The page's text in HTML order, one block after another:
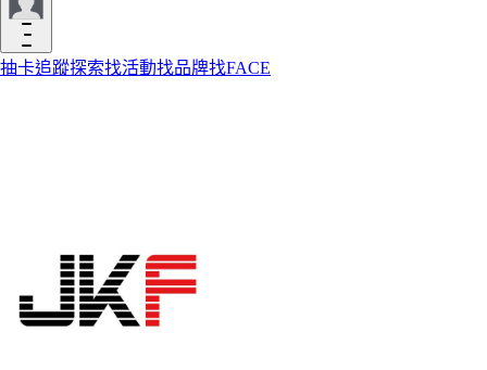
抽卡追蹤探索找活動找品牌找FACE